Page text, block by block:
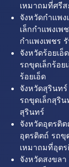
เหมาถมที่ศรีส
จังหวัดกำแพ
เล็กกำแพงเพ
กำแพงเพชร
จังหวัดร้อยเอ็
รถขุดเล็กร้อย
ร้อยเอ็ด
จังหวัดสุรินท
รถขุดเล็กสุริ
สุรินทร์
จังหวัดอุตรดิ
อุตรดิตถ์ รถขุ
เหมาถมที่อุต
จังหวัดสงขล